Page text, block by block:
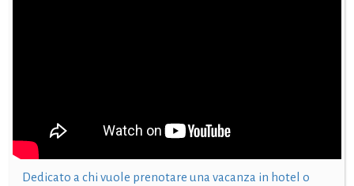
Dedicato a chi vuole prenotare una vacanza in hotel o